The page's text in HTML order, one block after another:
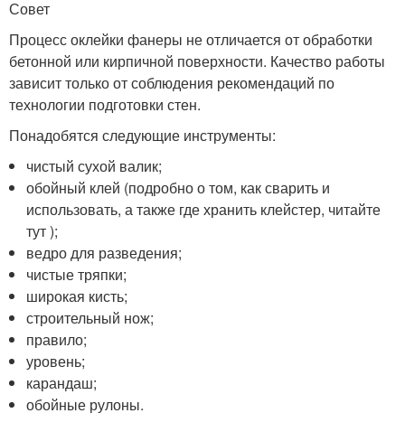
Совет
Процесс оклейки фанеры не отличается от обработки
бетонной или кирпичной поверхности. Качество работы
зависит только от соблюдения рекомендаций по
технологии подготовки стен.
Понадобятся следующие инструменты:
чистый сухой валик;
обойный клей (подробно о том, как сварить и
использовать, а также где хранить клейстер, читайте
тут );
ведро для разведения;
чистые тряпки;
широкая кисть;
строительный нож;
правило;
уровень;
карандаш;
обойные рулоны.